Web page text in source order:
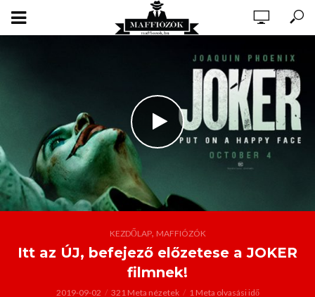
KEZDŐLAP, MAFFIÓZÓK
Itt az ÚJ, befejező előzetese a JOKER
filmnek!
2019-09-02 321 Meta nézetek 1 Meta olvasási idő